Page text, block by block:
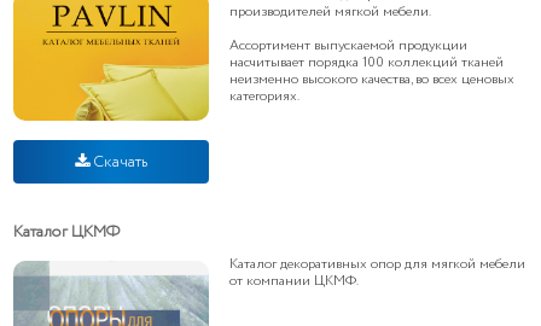
Скачать
производителей мягкой мебели.
Ассортимент выпускаемой продукции
насчитывает порядка 100 коллекций тканей
неизменно высокого качества, во всех ценовых
категориях.
Каталог ЦКМФ
Каталог декоративных опор для мягкой мебели
от компании ЦКМФ.